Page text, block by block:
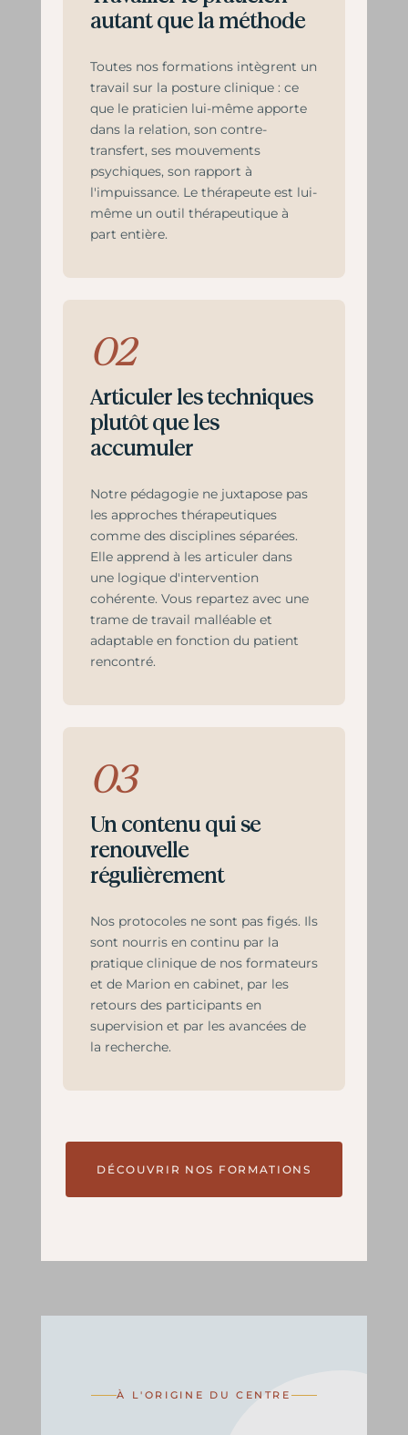
autant que la méthode
Toutes nos formations intègrent un
travail sur la posture clinique : ce
que le praticien lui-même apporte
dans la relation, son contre-
transfert, ses mouvements
psychiques, son rapport à
l'impuissance. Le thérapeute est lui-
même un outil thérapeutique à
part entière.
02
Articuler les techniques
plutôt que les
accumuler
Notre pédagogie ne juxtapose pas
les approches thérapeutiques
comme des disciplines séparées.
Elle apprend à les articuler dans
une logique d'intervention
cohérente. Vous repartez avec une
trame de travail malléable et
adaptable en fonction du patient
rencontré.
03
Un contenu qui se
renouvelle
régulièrement
Nos protocoles ne sont pas figés. Ils
sont nourris en continu par la
pratique clinique de nos formateurs
et de Marion en cabinet, par les
retours des participants en
supervision et par les avancées de
la recherche.
DÉCOUVRIR NOS FORMATIONS
À L'ORIGINE DU CENTRE